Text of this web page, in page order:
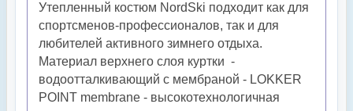
Утепленный костюм NordSki подходит как для
спортсменов-профессионалов, так и для
любителей активного зимнего отдыха.
Материал верхнего слоя куртки -
водоотталкивающий с мембраной - LOKKER
POINT membrane - высокотехнологичная